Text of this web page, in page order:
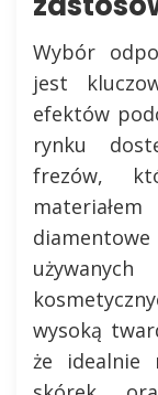
Wybór
jest
efektów
rynku
frezów,
wysoką
że idealnie